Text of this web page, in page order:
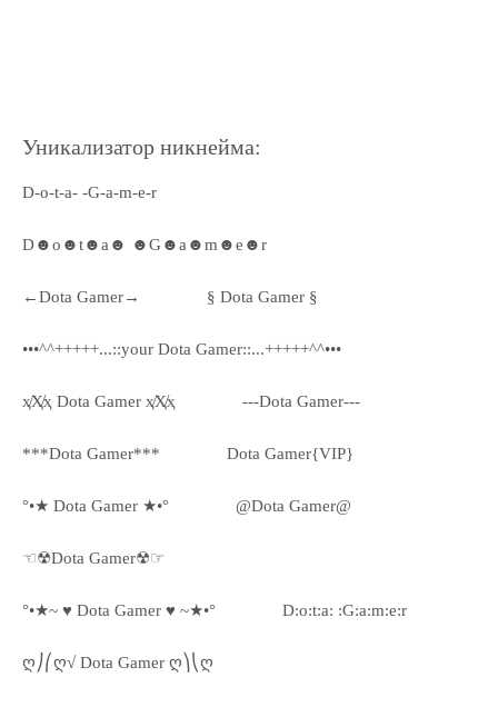
Уникализатор никнейма:
D-o-t-a- -G-a-m-e-r
D☻o☻t☻a☻ ☻G☻a☻m☻e☻r
←Dota Gamer→ § Dota Gamer §
•••^^+++++...::your Dota Gamer::...+++++^^•••
ҳ̸Ҳ̸ҳ Dota Gamer ҳ̸Ҳ̸ҳ ---Dota Gamer---
***Dota Gamer*** Dota Gamer{VIP}
°•★ Dota Gamer ★•° @Dota Gamer@
☜☢Dota Gamer☢☞
°•★~ ♥ Dota Gamer ♥ ~★•° D:o:t:a: :G:a:m:e:r
ღ⎠⎛ღ√ Dota Gamer ღ⎞⎝ღ